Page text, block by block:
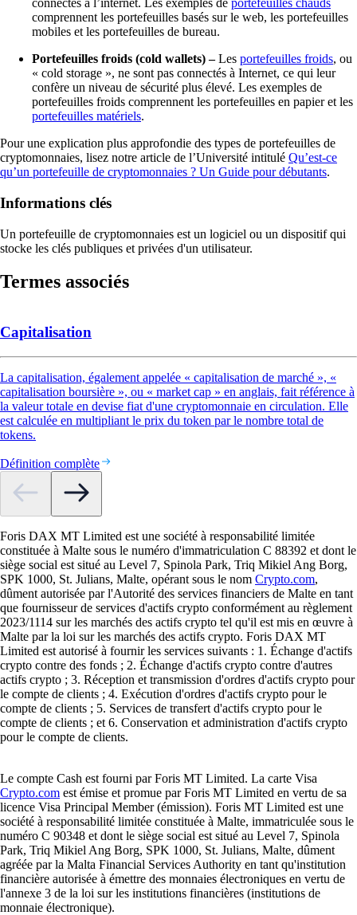
connectés à l’internet. Les exemples de portefeuilles chauds
comprennent les portefeuilles basés sur le web, les portefeuilles
mobiles et les portefeuilles de bureau.
Portefeuilles froids (cold wallets) –Les portefeuilles froids, ou
« cold storage », ne sont pas connectés à Internet, ce qui leur
confère un niveau de sécurité plus élevé. Les exemples de
portefeuilles froids comprennent les portefeuilles en papier et les
portefeuilles matériels.
Pour une explication plus approfondie des types de portefeuilles de
cryptomonnaies, lisez notre article de l’Université intitulé Qu’est-ce
qu’un portefeuille de cryptomonnaies ? Un Guide pour débutants.
Informations clés
Un portefeuille de cryptomonnaies est un logiciel ou un dispositif qui
stocke les clés publiques et privées d'un utilisateur.
Termes associés
Capitalisation
La capitalisation, également appelée « capitalisation de marché », «
capitalisation boursière », ou « market cap » en anglais, fait référence à
la valeur totale en devise fiat d'une cryptomonnaie en circulation. Elle
est calculée en multipliant le prix du token par le nombre total de
tokens.
Définition complète
Foris DAX MT Limited est une société à responsabilité limitée
constituée à Malte sous le numéro d'immatriculation C 88392 et dont le
siège social est situé au Level 7, Spinola Park, Triq Mikiel Ang Borg,
SPK 1000, St. Julians, Malte, opérant sous le nom Crypto.com,
dûment autorisée par l'Autorité des services financiers de Malte en tant
que fournisseur de services d'actifs crypto conformément au règlement
2023/1114 sur les marchés des actifs crypto tel qu'il est mis en œuvre à
Malte par la loi sur les marchés des actifs crypto. Foris DAX MT
Limited est autorisé à fournir les services suivants : 1. Échange d'actifs
crypto contre des fonds ; 2. Échange d'actifs crypto contre d'autres
actifs crypto ; 3. Réception et transmission d'ordres d'actifs crypto pour
le compte de clients ; 4. Exécution d'ordres d'actifs crypto pour le
compte de clients ; 5. Services de transfert d'actifs crypto pour le
compte de clients ; et 6. Conservation et administration d'actifs crypto
pour le compte de clients.
Le compte Cash est fourni par Foris MT Limited. La carte Visa
Crypto.com est émise et promue par Foris MT Limited en vertu de sa
licence Visa Principal Member (émission). Foris MT Limited est une
société à responsabilité limitée constituée à Malte, immatriculée sous le
numéro C 90348 et dont le siège social est situé au Level 7, Spinola
Park, Triq Mikiel Ang Borg, SPK 1000, St. Julians, Malte, dûment
agréée par la Malta Financial Services Authority en tant qu'institution
financière autorisée à émettre des monnaies électroniques en vertu de
l'annexe 3 de la loi sur les institutions financières (institutions de
monnaie électronique).